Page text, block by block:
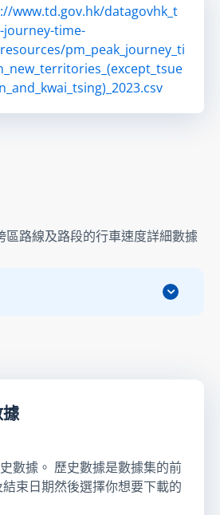
www.td.gov.hk/datagovhk_t
journey-time-
pm_peak_journey_ti
區路線及路段的行車速度詳細數據
數據。 歷史數據是數據集的前
束日期然後選擇你想要下載的